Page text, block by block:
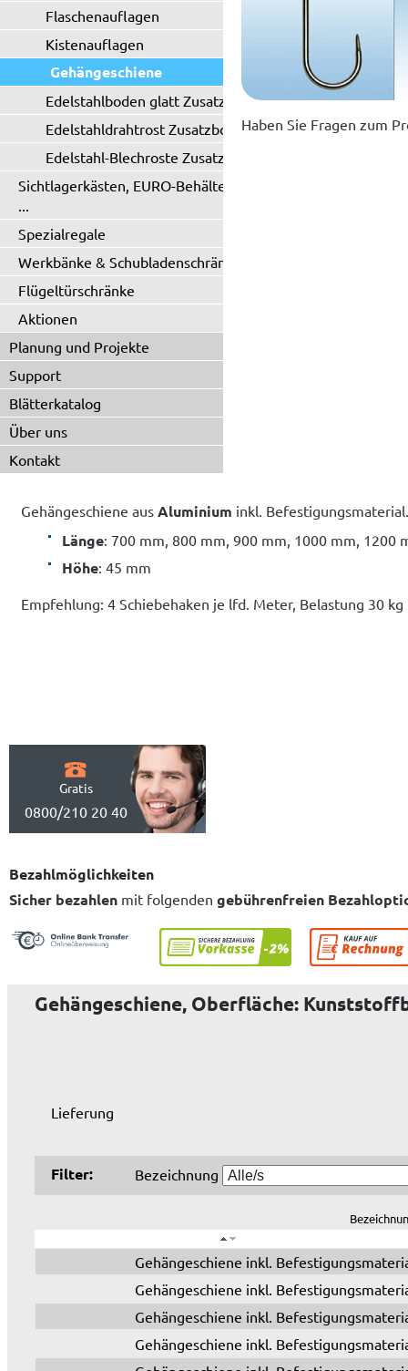
Flaschenauflagen
Kistenauflagen
Gehängeschiene
Edelstahlboden glatt Zusatzboden
Edelstahldrahtrost Zusatzboden
Edelstahl-Blechroste Zusatzboden
Sichtlagerkästen, EURO-Behälter
...
Spezialregale
Werkbänke & Schubladenschränke
Flügeltürschränke
Aktionen
Planung und Projekte
Support
Blätterkatalog
Über uns
Kontakt
Haben Sie Fragen zum
Gehängeschiene aus Aluminium inkl. Befestigungsmaterial.
Länge: 700 mm, 800 mm, 900 mm, 1000 mm, 1200
Höhe: 45 mm
Empfehlung: 4 Schiebehaken je lfd. Meter, Belastung 30 kg
Gratis
0800/210 20 40
Bezahlmöglichkeiten
Sicher bezahlen mit folgenden gebührenfreien
Gehängeschiene, Oberfläche:
Lieferung
Filter: Bezeichnung
Gehängeschiene inkl.
Gehängeschiene inkl.
Gehängeschiene inkl.
Gehängeschiene inkl.